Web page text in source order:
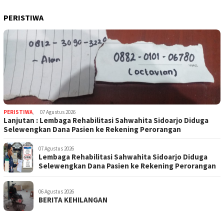
PERISTIWA
PERISTIWA, 07 Agustus 2026
Lanjutan : Lembaga Rehabilitasi Sahwahita Sidoarjo Diduga
Selewengkan Dana Pasien ke Rekening Perorangan
07 Agustus 2026
Lembaga Rehabilitasi Sahwahita Sidoarjo Diduga
Selewengkan Dana Pasien ke Rekening Perorangan
06 Agustus 2026
BERITA KEHILANGAN